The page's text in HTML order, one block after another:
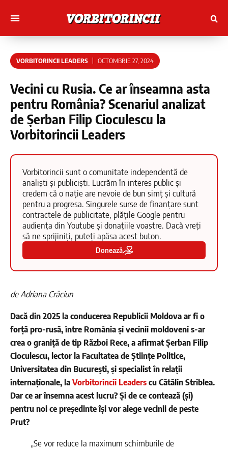
VORBITORINCII LEADERS OCTOMBRIE 27, 2024
Vecini cu Rusia. Ce ar înseamna asta
pentru România? Scenariul analizat
de Șerban Filip Cioculescu la
Vorbitorincii Leaders
Vorbitorincii sunt o comunitate independentă de
analiști și publiciști. Lucrăm în interes public și
credem că o nație are nevoie de bun simț și cultură
pentru a progresa. Singurele surse de finanțare sunt
contractele de publicitate, plățile Google pentru
audiența din Youtube și donațiile voastre. Dacă vreți
să ne sprijiniți, puteți apăsa acest buton.
Donează
de Adriana Crăciun
Dacă din 2025 la conducerea Republicii Moldova ar fi o
forță pro-rusă, între România și vecinii moldoveni s-ar
crea o graniță de tip Război Rece, a afirmat Șerban Filip
Cioculescu, lector la Facultatea de Științe Politice,
Universitatea din București, și specialist în relații
internaționale, laVorbitorincii Leaderscu Cătălin Striblea.
Dar ce ar însemna acest lucru? Și de ce contează (și)
pentru noi ce președinte își vor alege vecinii de peste
Prut?
„Se vor reduce la maximum schimburile de